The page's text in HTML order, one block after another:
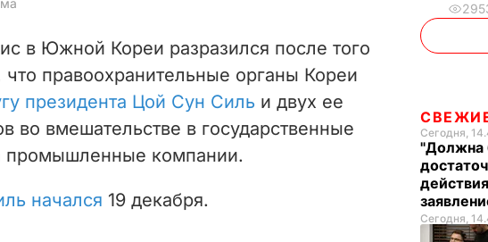
в Южной Кореи разразился после того
что правоохранительные органы Кореи
президента Цой Сун Силь и двух ее
во вмешательстве в государственные
промышленные компании.
начался 19 декабря.
Сегодня,
"Должна
Сегодня,